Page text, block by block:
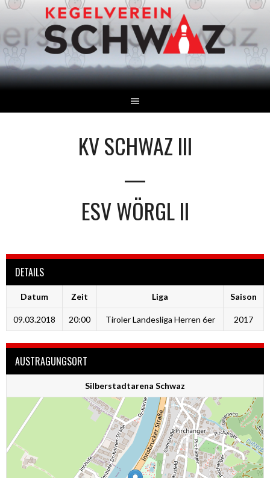
Springe
Inhalt
KV SCHWAZ III
—
ESV WÖRGL II
DETAILS
Datum Zeit Liga Saison
09.03.2018 20:00 Tiroler Landesliga Herren 6er 2017
AUSTRAGUNGSORT
Silberstadtarena Schwaz